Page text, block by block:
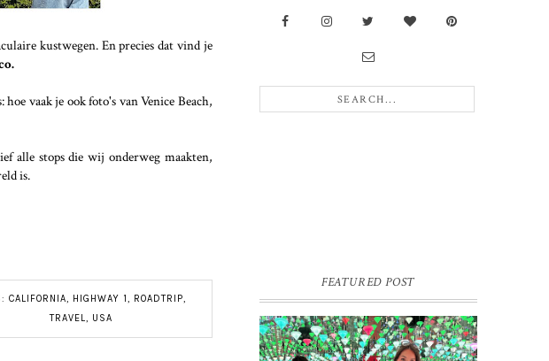
kustwegen. En precies dat vind je
vaak je ook foto's van Venice Beach,
alle stops die wij onderweg maakten,
is.
CALIFORNIA, HIGHWAY 1 , ROADTRIP,
TRAVEL, USA
FEATURED POST